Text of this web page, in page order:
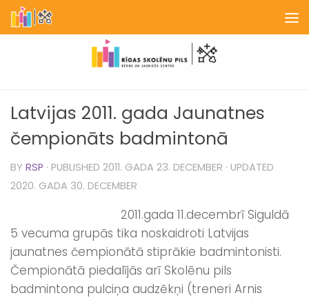
Skip to content
Latvijas 2011. gada Jaunatnes
čempionāts badmintonā
BY RSP · PUBLISHED 2011. GADA 23. DECEMBER · UPDATED
2020. GADA 30. DECEMBER
2011.gada 11.decembrī Siguldā
5 vecuma grupās tika noskaidroti Latvijas
jaunatnes čempionātā stiprākie badmintonisti.
Čempionātā piedalījās arī Skolēnu pils
badmintona pulciņa audzēkņi (treneri Arnis